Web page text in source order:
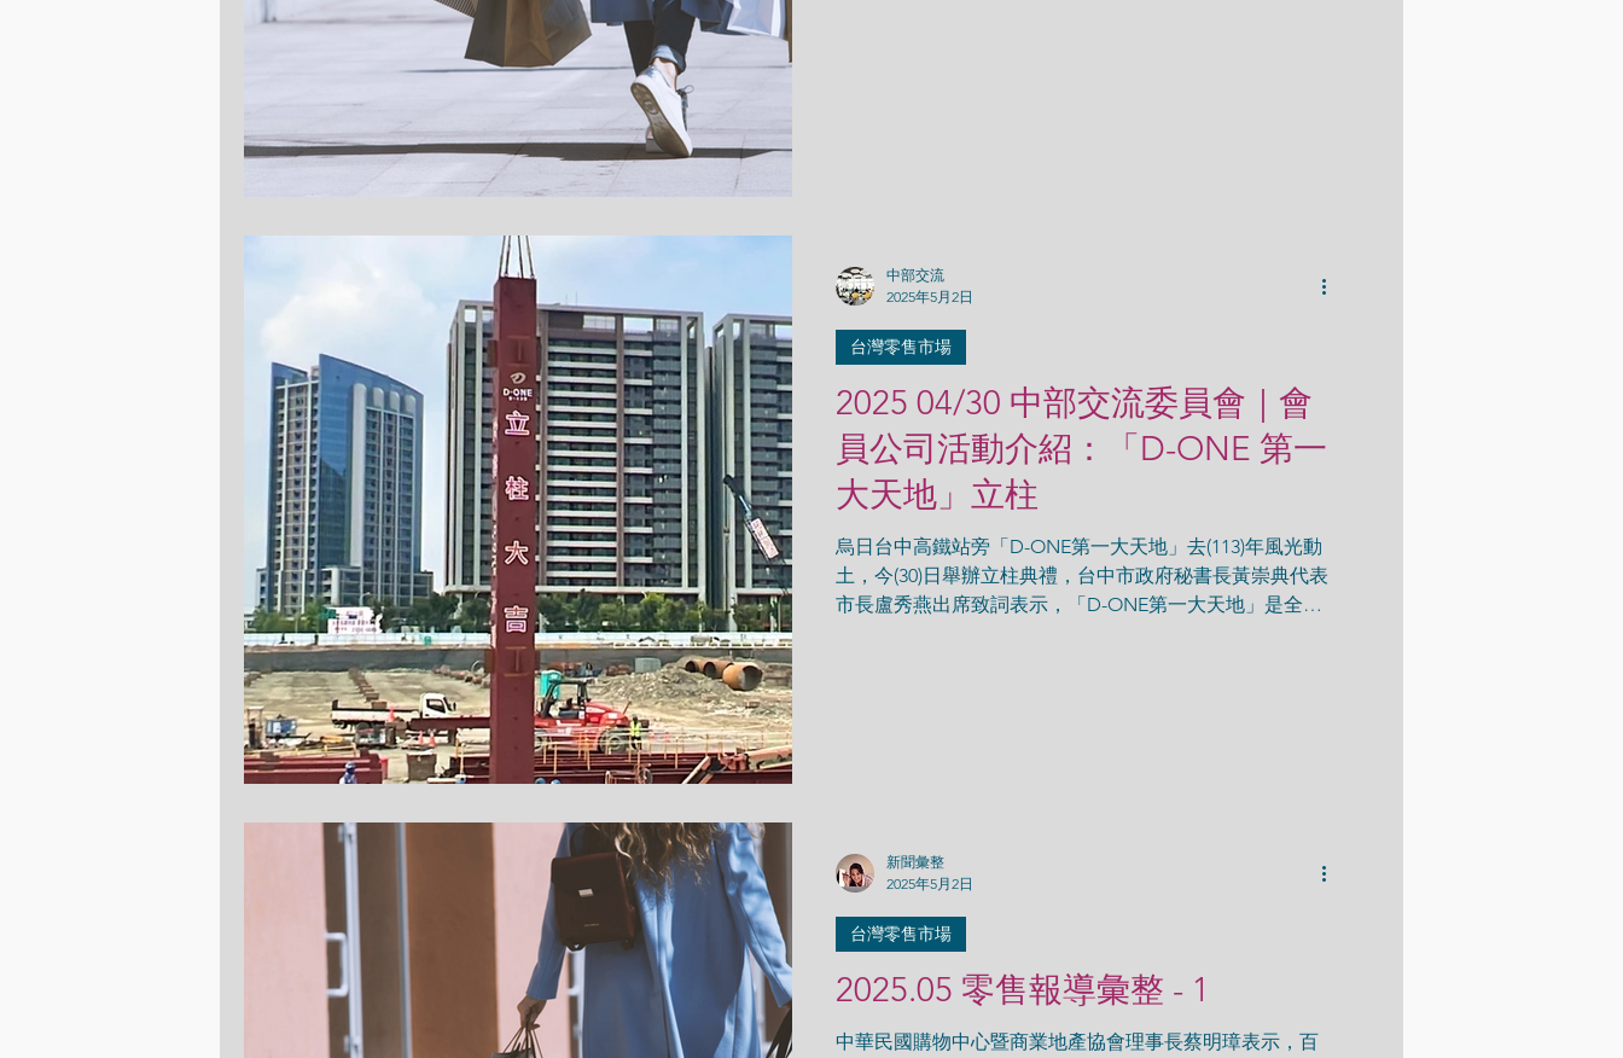
2025 04/30 中部交流委員會｜會
員公司活動介紹：「D-ONE 第一
大天地」立柱
烏日台中高鐵站旁「D-ONE第一大天地」去(113)年風光動
土，今(30)日舉辦立柱典禮，台中市政府秘書長黃崇典代表
市長盧秀燕出席致詞表示，「D-ONE第一大天地」是全台
台灣零售市場
中部交流
2025年5月2日
2025.05 零售報導彙整 - 1
中華民國購物中心暨商業地產協會理事長蔡明璋表示，百
台灣零售市場
新聞彙整
2025年5月2日